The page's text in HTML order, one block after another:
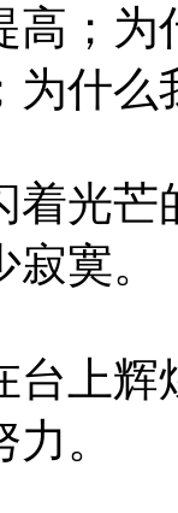
高；为
为什么
光芒
寞。
上辉
。